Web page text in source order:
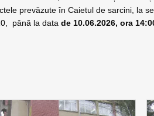
prevăzute în Caietul de sarcini, la
până la datade 10.06.2026, ora